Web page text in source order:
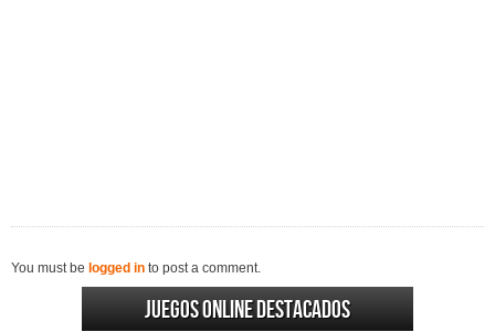
You must be logged in to post a comment.
Juegos online destacados